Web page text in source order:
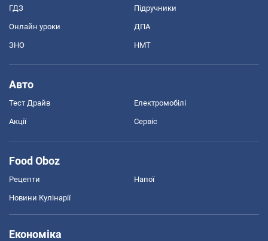
ГДЗ Підручники
Онлайн уроки ДПА
ЗНО НМТ
Авто
Тест Драйв Електромобілі
Акції Сервіс
Food Oboz
Рецепти Напої
Новини Кулінарії
Економіка